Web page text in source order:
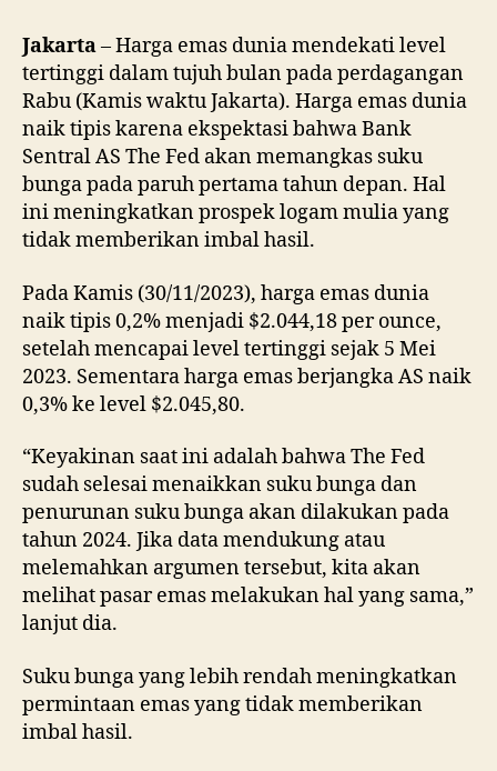
Jakarta– Harga emas dunia mendekati level
tertinggi dalam tujuh bulan pada perdagangan
Rabu (Kamis waktu Jakarta). Harga emas dunia
naik tipis karena ekspektasi bahwa Bank
Sentral AS The Fed akan memangkas suku
bunga pada paruh pertama tahun depan. Hal
ini meningkatkan prospek logam mulia yang
tidak memberikan imbal hasil.
Pada Kamis (30/11/2023), harga emas dunia
naik tipis 0,2% menjadi $2.044,18 per ounce,
setelah mencapai level tertinggi sejak 5 Mei
2023. Sementara harga emas berjangka AS naik
0,3% ke level $2.045,80.
“Keyakinan saat ini adalah bahwa The Fed
sudah selesai menaikkan suku bunga dan
penurunan suku bunga akan dilakukan pada
tahun 2024. Jika data mendukung atau
melemahkan argumen tersebut, kita akan
melihat pasar emas melakukan hal yang sama,”
lanjut dia.
Suku bunga yang lebih rendah meningkatkan
permintaan emas yang tidak memberikan
imbal hasil.